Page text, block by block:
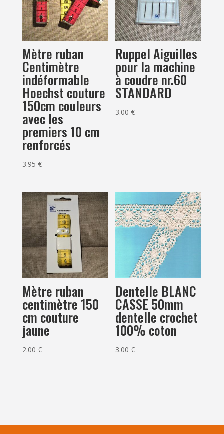
Mètre ruban
Centimètre
indéformable
Hoechst couture
150cm couleurs
avec les
premiers 10 cm
renforcés
3.95 €
Ruppel Aiguilles
pour la machine
à coudre nr.60
STANDARD
3.00€
Mètre ruban
centimètre 150
cm couture
jaune
2.00 €
Dentelle BLANC
CASSE 50mm
dentelle crochet
100% coton
3.00€